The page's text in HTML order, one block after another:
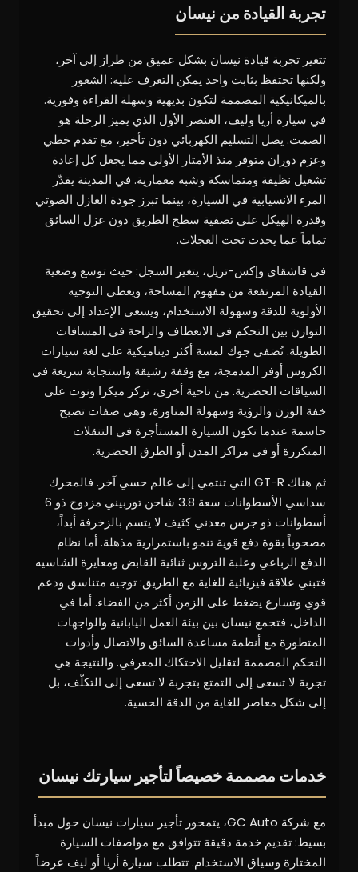
تجربة القيادة من نيسان
تتغير تجربة قيادة نيسان بشكل عميق من طراز إلى آخر،
ولكنها تحتفظ بثابت واحد يمكن التعرف عليه: الشعور
بالميكانيكية المصممة لتكون بديهية وسهلة القراءة وفورية.
في سيارة أريا وليف، العنصر الأول الذي يميز الرحلة هو
الصمت. يصل التسليم الكهربائي دون تأخير، مع تقدم خطي
وعزم دوران متوفر منذ الأمتار الأولى مما يجعل كل إعادة
تشغيل نظيفة ومتماسكة وشبه معمارية. في المدينة يقدّر
المرء الانسيابية في السيارة، بينما تبرز جودة العازل الصوتي
وقدرة الهيكل على تصفية سطح الطريق دون عزل السائق
تماماً عما يحدث تحت العجلات.
في قاشقاي وإكس-تريل، يتغير السجل: حيث توسع وضعية
القيادة المرتفعة من مفهوم المساحة، ويعطي التوجيه
الأولوية للدقة وسهولة الاستخدام، ويسعى الإعداد إلى تحقيق
التوازن بين التحكم في الانعطاف والراحة في المسافات
الطويلة. تُضفي جوك لمسة أكثر ديناميكية على لغة سيارات
الكروس أوفر المدمجة، مع وقفة رشيقة واستجابة سريعة في
السياقات الحضرية. من ناحية أخرى، تركز ميكرا ونوت على
خفة الوزن والرؤية وسهولة المناورة، وهي صفات تصبح
حاسمة عندما تكون السيارة المستأجرة في التنقلات
المتكررة أو في مراكز المدن أو الطرق الحضرية.
ثم هناك GT-R التي تنتمي إلى عالم حسي آخر. فالمحرك
سداسي الأسطوانات سعة 3.8 شاحن توربيني مزدوج ذو 6
أسطوانات ذو جرس معدني كثيف لا يتسم بالزخرفة أبداً،
مصحوباً بقوة دفع قوية تنمو باستمرارية مذهلة. أما نظام
الدفع الرباعي وعلبة التروس ثنائية القابض ومعايرة الشاسيه
فتبني علاقة فيزيائية للغاية مع الطريق: توجيه متناسق ودعم
قوي وتسارع يضغط على الزمن أكثر من الفضاء. أما في
الداخل، فتجمع نيسان بين بيئة العمل اليابانية والواجهات
المتطورة مع أنظمة مساعدة السائق والاتصال وأدوات
التحكم المصممة لتقليل الاحتكاك المعرفي. والنتيجة هي
تجربة لا تسعى إلى التمتع بتجربة لا تسعى إلى التكلّف، بل
إلى شكل معاصر للغاية من الدقة الحسية.
خدمات مصممة خصيصاً لتأجير سيارتك نيسان
مع شركة GC Auto، يتمحور تأجير سيارات نيسان حول مبدأ
بسيط: تقديم خدمة دقيقة تتوافق مع مواصفات السيارة
المختارة وسياق الاستخدام. تتطلب سيارة أريا أو ليف عرضاً